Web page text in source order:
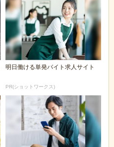
明日働ける単発バイト求人サイト
PR(ショットワークス)